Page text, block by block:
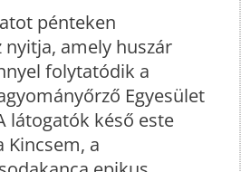
pénteken
amely huszár
folytatódik a
Egyesület
látogatók késő este
a